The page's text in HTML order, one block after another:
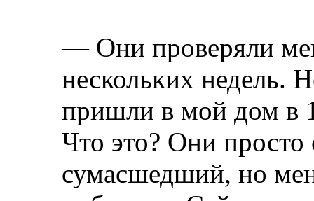
— Они проверяли
нескольких недель.
пришли в мой дом в
Что это? Они
сумасшедший, но